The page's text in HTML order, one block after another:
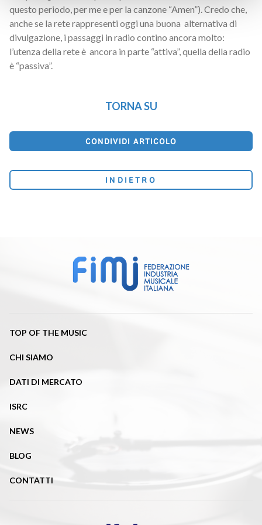
questo periodo, per me e per la canzone “Amen”). Credo che,
anche se la rete rappresenti oggi una buona alternativa di
divulgazione, i passaggi in radio contino ancora molto:
l’utenza della rete è ancora in parte “attiva”, quella della radio
è “passiva”.
TORNA SU
CONDIVIDI ARTICOLO
INDIETRO
TOP OF THE MUSIC
CHI SIAMO
DATI DI MERCATO
ISRC
NEWS
BLOG
CONTATTI